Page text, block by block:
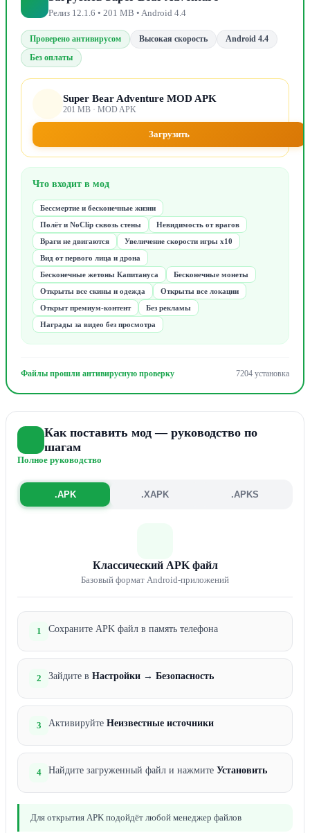
Релиз 12.1.6 • 201 MB • Android 4.4
Проверено антивирусом Высокая скорость
Android 4.4
Без оплаты
Super Bear Adventure MOD APK
201 MB · MOD APK
Загрузить
Что входит в мод
Бессмертие и бесконечные жизни
Полёт и NoClip сквозь стены
Невидимость от врагов
Враги не двигаются
Увеличение скорости игры x10
Вид от первого лица и дрона
Бесконечные жетоны Капитануса
Бесконечные монеты
Открыты все скины и одежда
Открыты все локации
Открыт премиум-контент
Без рекламы
Награды за видео без просмотра
Файлы прошли антивирусную проверку 7204 установка
Как поставить мод — руководство по
шагам
Полное руководство
.APK .XAPK .APKS
Классический APK файл
Базовый формат Android-приложений
1 Сохраните APK файл в память телефона
2 Зайдите в Настройки → Безопасность
3 Активируйте Неизвестные источники
4 Найдите загруженный файл и нажмите Установить
Для открытия APK подойдёт любой менеджер файлов